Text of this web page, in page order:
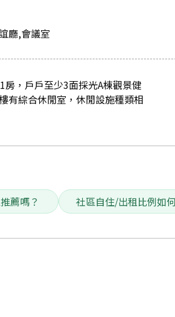
廳,會議室
，戶戶至少3面採光A棟觀景健
有綜合休閒室，休閒設施種類相
薦嗎？ 社區自住/出租比例如